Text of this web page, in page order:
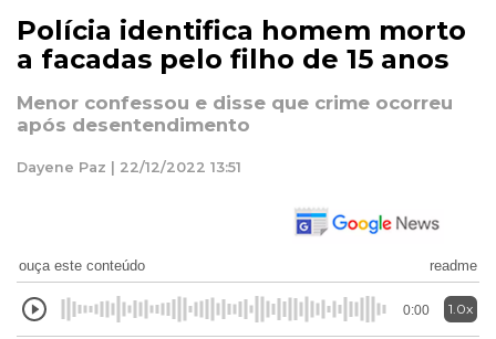
Polícia identifica homem morto
a facadas pelo filho de 15 anos
Menor confessou e disse que crime ocorreu
após desentendimento
Dayene Paz | 22/12/2022 13:51
ouça este conteúdo readme
0:00 1.0x